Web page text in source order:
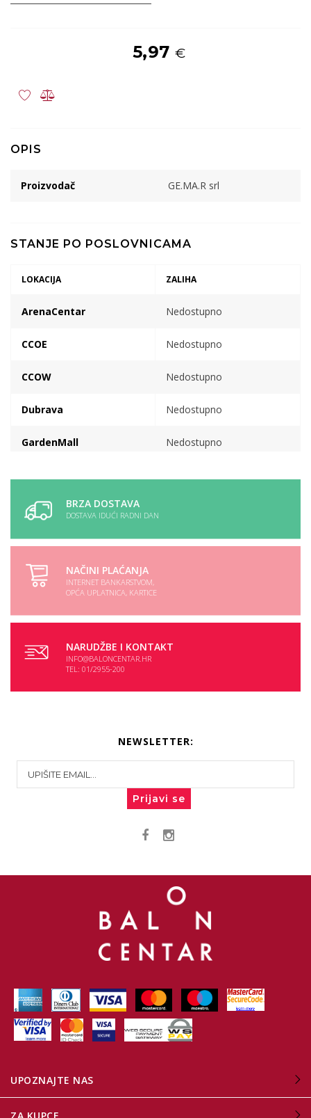
5,97 €
OPIS
Proizvodač GE.MA.R srl
STANJE PO POSLOVNICAMA
LOKACIJA ZALIHA
ArenaCentar Nedostupno
CCOE Nedostupno
CCOW Nedostupno
Dubrava Nedostupno
GardenMall Nedostupno
BRZA DOSTAVA
DOSTAVA IDUĆI RADNI DAN
NAČINI PLAĆANJA
INTERNET BANKARSTVOM,
OPĆA UPLATNICA, KARTICE
NARUDŽBE I KONTAKT
INFO@BALONCENTAR.HR
TEL: 01/2955-200
NEWSLETTER:
Prijavi se
UPOZNAJTE NAS
ZA KUPCE